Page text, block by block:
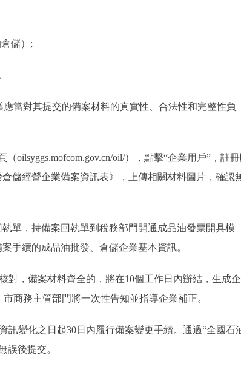
儲）;
對其提交的備案材料的真實性、合法性和完整性負
oil/），點擊“企業用戶”，註
儲經營企業備案資訊表》，上傳相關材料圖片，確認
，持備案回執單到稅務部門開通成品油發票開具模
手續的成品油批發、倉儲企業基本資訊。
，備案材料齊全的，將在10個工作日內辦結，生成
商務主管部門將一次性告知並指導企業補正。
變化之日起30日內履行備案變更手續。通過“全國石
誤後提交。